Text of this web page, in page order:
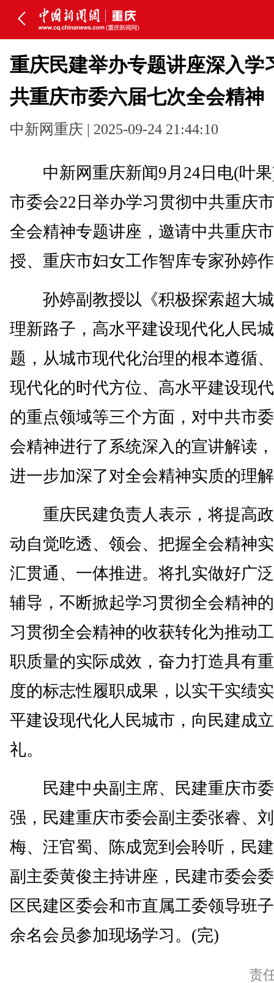
重庆民建举办专题讲座深入学
共重庆市委六届七次全会精神
中新网重庆 | 2025-09-24 21:44:10
中新网重庆新闻9月24日电(叶果
市委会22日举办学习贯彻中共重庆
全会精神专题讲座，邀请中共重庆
授、重庆市妇女工作智库专家孙婷
孙婷副教授以《积极探索超大城
理新路子，高水平建设现代化人民
题，从城市现代化治理的根本遵循
现代化的时代方位、高水平建设现
的重点领域等三个方面，对中共市
会精神进行了系统深入的宣讲解读
进一步加深了对全会精神实质的理
重庆民建负责人表示，将提高政
动自觉吃透、领会、把握全会精神
汇贯通、一体推进。将扎实做好广
辅导，不断掀起学习贯彻全会精神
习贯彻全会精神的收获转化为推动
职质量的实际成效，奋力打造具有
度的标志性履职成果，以实干实绩
平建设现代化人民城市，向民建成
礼。
民建中央副主席、民建重庆市委
强，民建重庆市委会副主委张睿、
梅、汪官蜀、陈成宽到会聆听，民
副主委黄俊主持讲座，民建市委会
区民建区委会和市直属工委领导班
余名会员参加现场学习。(完)
责